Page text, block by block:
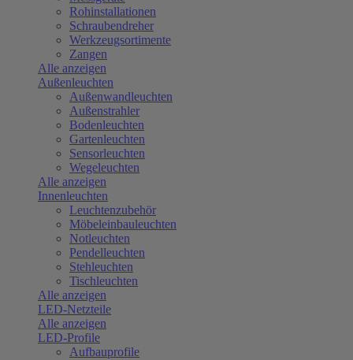
Rohinstallationen
Schraubendreher
Werkzeugsortimente
Zangen
Alle anzeigen
Außenleuchten
Außenwandleuchten
Außenstrahler
Bodenleuchten
Gartenleuchten
Sensorleuchten
Wegeleuchten
Alle anzeigen
Innenleuchten
Leuchtenzubehör
Möbeleinbauleuchten
Notleuchten
Pendelleuchten
Stehleuchten
Tischleuchten
Alle anzeigen
LED-Netzteile
Alle anzeigen
LED-Profile
Aufbauprofile